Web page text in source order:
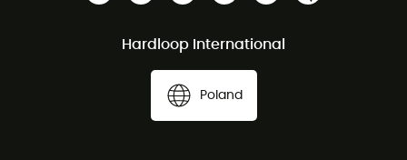
Hardloop International
Poland